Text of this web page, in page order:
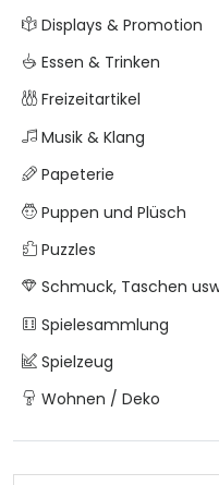
Displays & Promotion
Essen & Trinken
Freizeitartikel
Musik & Klang
Papeterie
Puppen und Plüsch
Puzzles
Schmuck, Taschen
Spielesammlung
Spielzeug
Wohnen / Deko